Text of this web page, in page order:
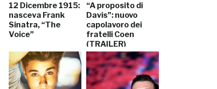
12 Dicembre 1915:
nasceva Frank
Sinatra, “The
Voice”
“A proposito di
Davis”: nuovo
capolavoro dei
fratelli Coen
(TRAILER)